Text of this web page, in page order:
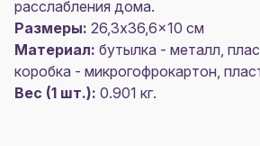
расслабления дома.
Размеры: 26,3x36,6x10 см
Материал: бутылка - металл,
коробка - микрогофрокартон,
Вес (1 шт.): 0.901 кг.